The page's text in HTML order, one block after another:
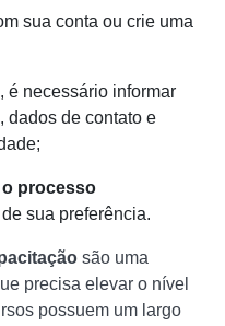
sua conta ou crie uma
é necessário informar
dados de contato e
processo
sua preferência.
são uma
precisa elevar o nível
possuem um largo